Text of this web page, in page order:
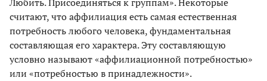
считают, что аффилиация есть самая естественная
потребность любого человека, фундаментальная
составляющая его характера. Эту составляющую
условно называют «аффилиационной потребностью»
или «потребностью в принадлежности».